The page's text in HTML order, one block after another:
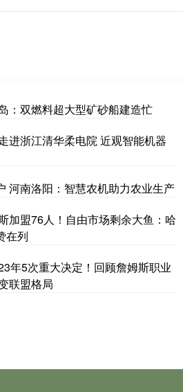
：双燃料超大型矿砂船建造忙
进浙江清华柔电院 近观智能机器
河南洛阳：智慧农机助力农业生产
加盟76人！自由市场剩余大鱼：哈
在列
年5次重大决定！回顾詹姆斯职业
联盟格局